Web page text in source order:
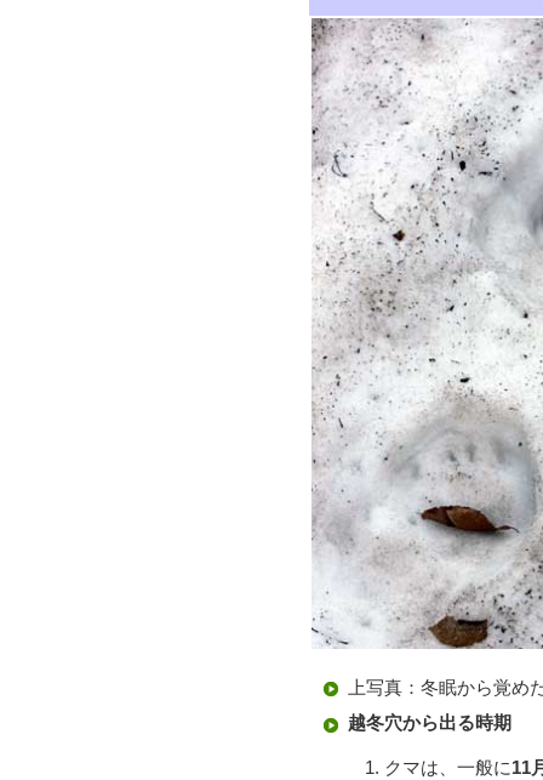
上写真：冬眠から覚め
越冬穴から出る時期
クマは、一般に11